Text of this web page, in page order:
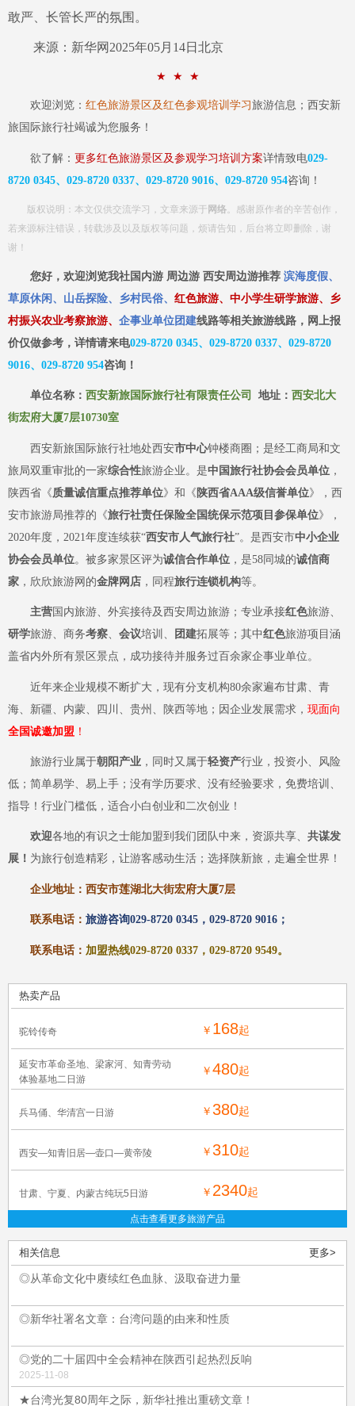
敢严、长管长严的氛围。
来源：新华网2025年05月14日北京
★ ★ ★
欢迎浏览： 红色旅游景区及红色参观培训学习 旅游信息；西安新
旅国际旅行社竭诚为您服务！
欲了解： 更多红色旅游景区及参观学习培训方案详情致电029-
8720 0345、029-8720 0337、029-8720 9016、029-8720 954咨询！
版权说明：本文仅供交流学习，文章来源于 网络。感谢原作者的辛苦创作，
若来源标注错误，转载涉及以及版权等问题，烦请告知，后台将立即删除，谢
谢！
您好，欢迎浏览我社国内游 周边游 西安周边游推荐 滨海度假、
草原休闲、山岳探险、乡村民俗、 红色旅游、中小学生研学旅游、乡
村振兴农业考察旅游、 企事业单位团建线路等相关旅游线路，网上报
价仅做参考，详情请来电029-8720 0345、029-8720 0337、029-8720
9016、029-8720 954咨询 ！
单位名称：西安新旅国际旅行社有限责任公司 地址：西安北大
街宏府大厦7层10730室
西安新旅国际旅行社地处西安市中心钟楼商圈；是经工商局和文
旅 局双重审批的一家综合性旅游企业 。是中国旅行社协会会员单位 ，
陕西省《 质量诚信重点推荐单位》和《 陕西省AAA级信誉单位》，西
安市旅游局推荐的《旅行社责任保险全国统保示范项目参保单位》，
2020年度，2021年度连续获“西安市人气旅行社”。是西安市中小企业
协会会员单位。被多家景区评为诚信合作单位 ，是58同城的诚信商
家 ，欣欣旅游网的金牌网店 ，同程旅行连锁机构等。
主营 国内旅游、外宾接待及西安周边旅游；专业承接红色旅游、
研学旅游、商务考察、 会议培训、 团建拓展等；其中红色旅游项目涵
盖省内外所有景区景点， 成功接待并服务过百余家企事业单位。
近年来企业规模不断扩大，现有分支机构80余家遍布甘肃、青
海、新疆、内蒙、四川、贵州、陕西等地；因企业发展需求， 现面向
全国诚邀加盟 ！
旅游行业属于朝阳产业 ，同时又属于轻资产行业，投资小、风险
低；简单易学、易上手；没有学历要求、没有经验要求，免费培训、
指导！行业门槛低，适合小白创业和二次创业！
欢迎各地的有识之士能加盟到我们团队中来，资源共享、共谋发
展！ 为旅行创造精彩，让游客感动生活；选择陕新旅，走遍全世界！
企业地址：西安市莲湖北大街宏府大厦7层
联系电话：旅游咨询029-8720 0345，029-8720 9016；
联系电话： 加盟热线029-8720 0337，029-8720 9549。
热卖产品
驼铃传奇 ￥ 168起
延安市革命圣地、梁家河、知青劳动
体验基地二日游
￥480起
兵马俑、华清宫一日游 ￥380起
西安—知青旧居—壶口—黄帝陵 ￥310起
甘肃、宁夏、内蒙古纯玩5日游 ￥ 2340起
点击查看更多旅游产品
相关信息 更多>
◎从革命文化中赓续红色血脉、汲取奋进力量
◎新华社署名文章：台湾问题的由来和性质
◎党的二十届四中全会精神在陕西引起热烈反响
2025-11-08
★台湾光复80周年之际，新华社推出重磅文章！